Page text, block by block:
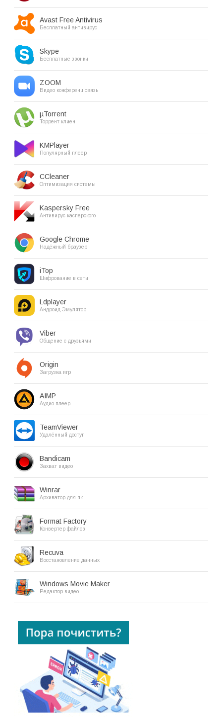
Avast Free Antivirus
Бесплатный антивирус
Skype
Бесплатные звонки
ZOOM
Видео конференц связь
µTorrent
Торрент клиен
KMPlayer
Популярный плеер
CCleaner
Оптимизация системы
Kaspersky Free
Антивирус касперского
Google Chrome
Надёжный браузер
iTop
Шифрование в сети
Ldplayer
Андроид Эмулятор
Viber
Общение с друзьями
Origin
Загрузка игр
AIMP
Аудио плеер
TeamViewer
Удалённый доступ
Bandicam
Захват видео
Winrar
Архиватор для пк
Format Factory
Конвертер файлов
Recuva
Восстановление данных
Windows Movie Maker
Редактор видео